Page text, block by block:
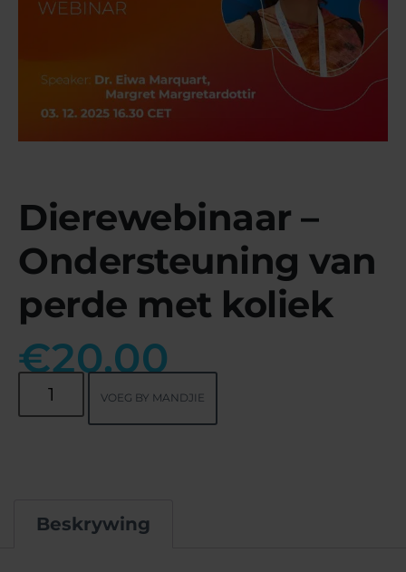
Dierewebinaar –
Ondersteuning van
perde met koliek
€20.00
VOEG BY MANDJIE
Beskrywing